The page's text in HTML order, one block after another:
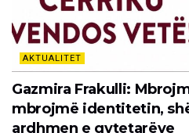
AKTUALITET
Gazmira Frakulli:
mbrojmë identitetin,
ardhmen e qytetarëve